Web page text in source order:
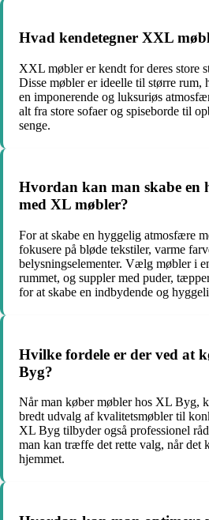
Hvad kendetegner XXL
XXL møbler er kendt for deres store
Disse møbler er ideelle til større rum,
en imponerende og luksuriøs
alt fra store sofaer og spiseborde til
senge.
Hvordan kan man skabe en
med XL møbler?
For at skabe en hyggelig atmosfære
fokusere på bløde tekstiler, varme
belysningselementer. Vælg møbler i
rummet, og suppler med puder,
for at skabe en indbydende og
Hvilke fordele er der ved at
Byg?
Når man køber møbler hos XL Byg,
bredt udvalg af kvalitetsmøbler til
XL Byg tilbyder også professionel
man kan træffe det rette valg, når det
hjemmet.